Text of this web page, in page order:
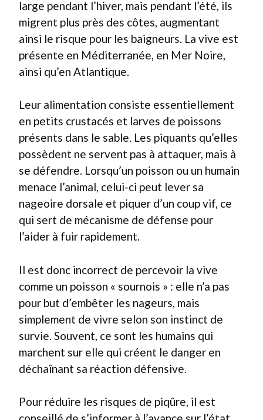
large pendant l’hiver, mais pendant l’été, ils
migrent plus près des côtes, augmentant
ainsi le risque pour les baigneurs. La vive est
présente en Méditerranée, en Mer Noire,
ainsi qu’en Atlantique.
Leur alimentation consiste essentiellement
en petits crustacés et larves de poissons
présents dans le sable. Les piquants qu’elles
possèdent ne servent pas à attaquer, mais à
se défendre. Lorsqu’un poisson ou un humain
menace l’animal, celui-ci peut lever sa
nageoire dorsale et piquer d’un coup vif, ce
qui sert de mécanisme de défense pour
l’aider à fuir rapidement.
Il est donc incorrect de percevoir la vive
comme un poisson « sournois » : elle n’a pas
pour but d’embêter les nageurs, mais
simplement de vivre selon son instinct de
survie. Souvent, ce sont les humains qui
marchent sur elle qui créent le danger en
déchaînant sa réaction défensive.
Pour réduire les risques de piqûre, il est